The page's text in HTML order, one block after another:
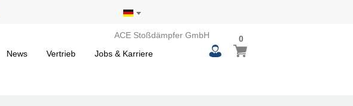
ACE Stoßdämpfer GmbH
News Vertrieb Jobs & Karriere
Mein Warenkorb
00
items